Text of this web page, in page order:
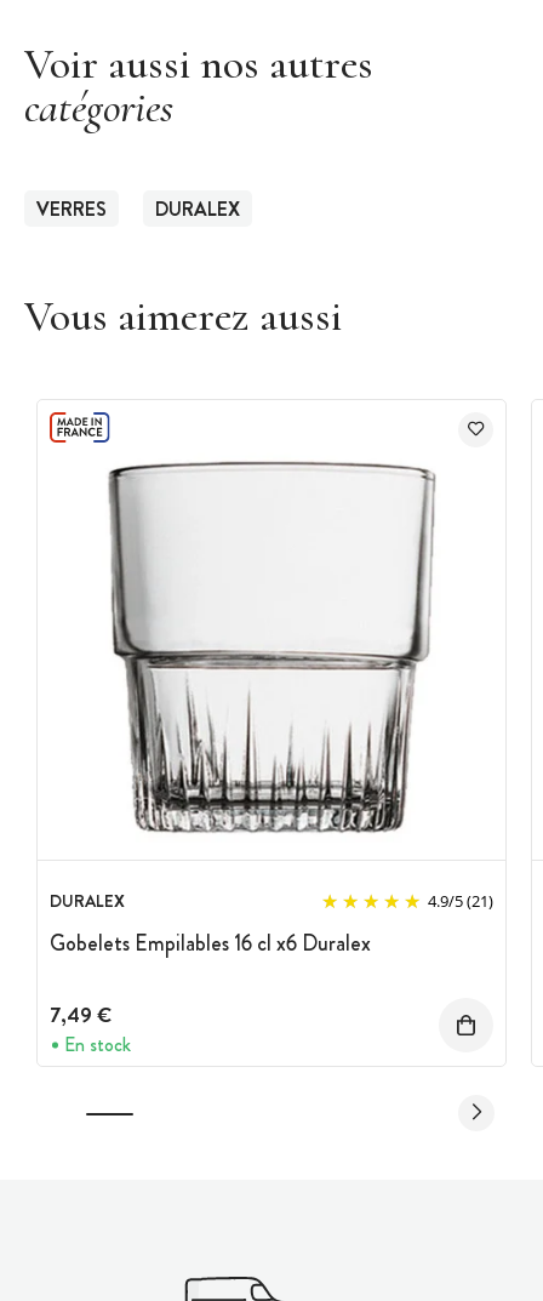
Voir aussi nos autres
catégories
VERRES DURALEX
Vous aimerez aussi
DURALEX 4.9/5(21)
Gobelets Empilables 16 cl x6 Duralex
7,49 €
En stock